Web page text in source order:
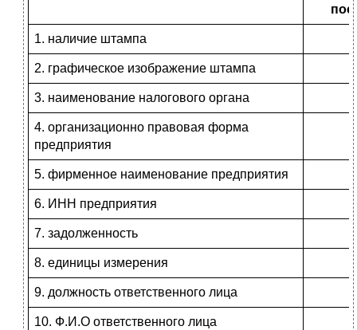
1. наличие штампа
2. графическое изображение штампа
3. наименование налогового органа
4. организационно правовая форма
предприятия
5. фирменное наименование предприятия
6. ИНН предприятия
7. задолженность
8. единицы измерения
9. должность ответственного лица
10. Ф.И.О ответственного лица